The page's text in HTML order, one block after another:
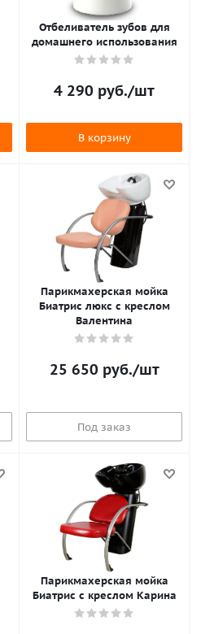
Отбеливатель зубов для
домашнего использования
4 290 руб./шт
В корзину
Парикмахерская мойка
Биатрис люкс с креслом
Валентина
25 650 руб./шт
Под заказ
Парикмахерская мойка
Биатрис с креслом Карина